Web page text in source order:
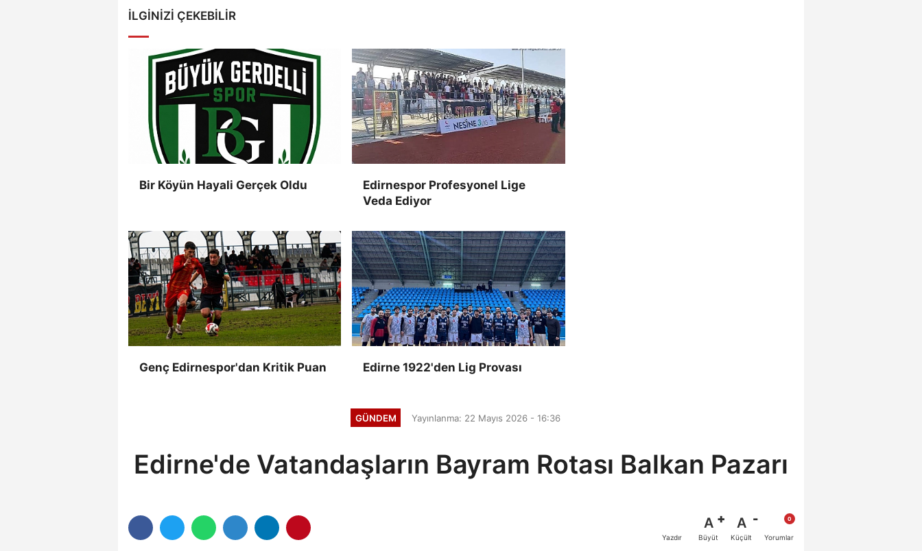
İLGINIZI ÇEKEBILIR
Bir Köyün Hayali Gerçek Oldu
Edirnespor Profesyonel Lige
Veda Ediyor
Genç Edirnespor'dan Kritik Puan Edirne 1922'den Lig Provası
GÜNDEM Yayınlanma: 22 Mayıs 2026 - 16:36
Edirne'de Vatandaşların Bayram Rotası Balkan Pazarı
Yazdır
A
Büyüt
A
Küçült Yorumlar